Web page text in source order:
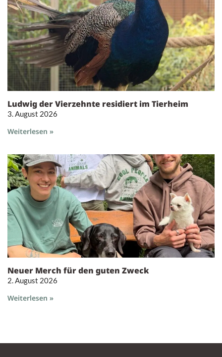
Ludwig der Vierzehnte residiert im Tierheim
3. August 2026
Weiterlesen »
Neuer Merch für den guten Zweck
2. August 2026
Weiterlesen »